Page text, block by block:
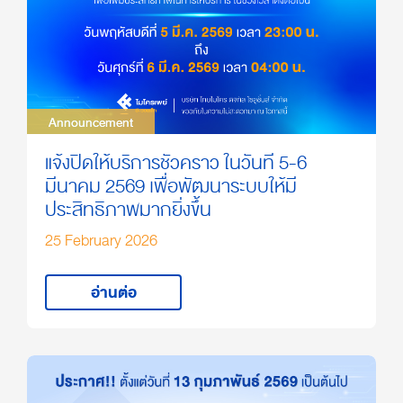
Announcement
Announcement
แจ้งปิดให้บริการชั่วคราว ในวันที่ 5-6
มีนาคม 2569 เพื่อพัฒนาระบบให้มี
ประสิทธิภาพมากยิ่งขึ้น
25 February 2026
อ่านต่อ